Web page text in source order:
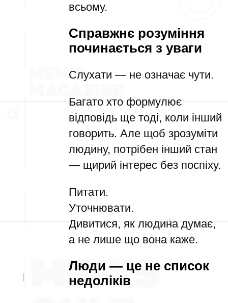
всьому.
Справжнє розуміння
починається з уваги
Слухати — не означає чути.
Багато хто формулює
відповідь ще тоді, коли інший
говорить. Але щоб зрозуміти
людину, потрібен інший стан
— щирий інтерес без поспіху.
Питати.
Уточнювати.
Дивитися, як людина думає,
а не лише що вона каже.
Люди — це не список
недоліків